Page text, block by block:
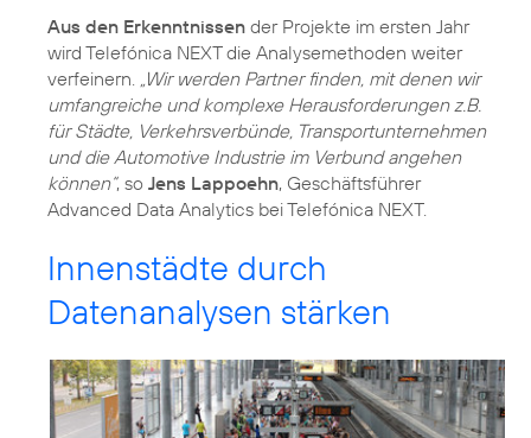
Aus den Erkenntnissen der Projekte im ersten Jahr
wird Telefónica NEXT die Analysemethoden weiter
verfeinern. „Wir werden Partner finden, mit denen wir
umfangreiche und komplexe Herausforderungen z.B.
für Städte, Verkehrsverbünde, Transportunternehmen
und die Automotive Industrie im Verbund angehen
können“, so Jens Lappoehn, Geschäftsführer
Advanced Data Analytics bei Telefónica NEXT.
Innenstädte durch
Datenanalysen stärken